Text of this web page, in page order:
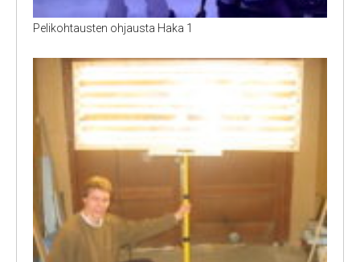
Pelikohtausten ohjausta Haka 1